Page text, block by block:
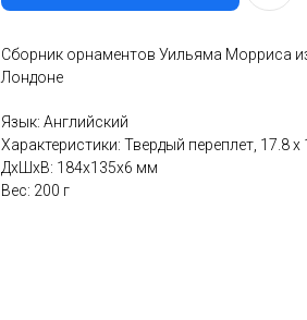
Сборник орнаментов Уильяма Морриса
Лондоне
Язык: Английский
Характеристики: Твердый переплет, 17.8
ДxШxВ: 184x135x6 мм
Вес: 200 г